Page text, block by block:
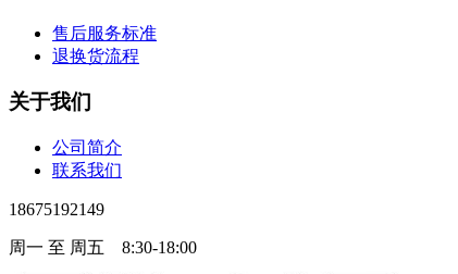
售后服务标准
退换货流程
关于我们
公司简介
联系我们
18675192149
周一 至 周五 8:30-18:00